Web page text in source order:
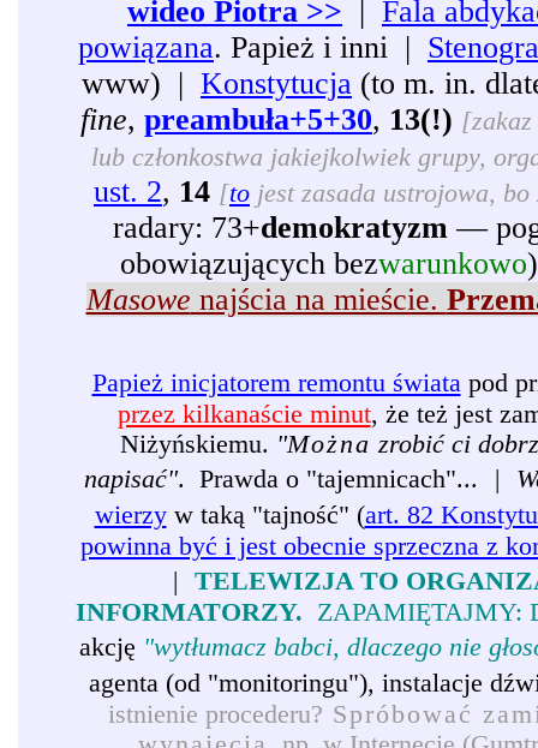
wideo Piotra >>
Fala
powiązana. Papież i inni |
www) | Konstytucja (to m. in.
fine, preambuła+5+30, 13(!)
lub członkostwa jakiejkolwiek grupy,
ust. 2, 14 [to jest zasada ustrojowa,
radary: 73+demokratyzm—
obowiązujących bezwarunkowo
Masowe najścia na mieście.
Papież inicjatorem remontu światapod
przez kilkanaście minut, że też jest
Niżyńskiemu. "Można zrobić ci
napisać". Prawda o "tajemnicach"... |
wierzyw taką "tajność" (art. 82
powinna być i jest obecnie sprzeczna z
|
TELEWIZJA TO
INFORMATORZY. ZAPAMIĘTAJMY:
akcję "wytłumacz babci, dlaczego nie
agenta (od "monitoringu"), instalacje
istnienie procederu? Spróbować